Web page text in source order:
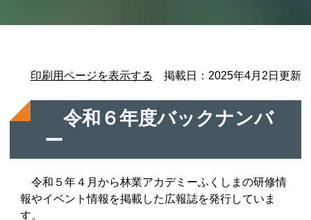
印刷用ページを表示する 掲載日：2025年4月2日更新
令和６年度バックナンバ
ー
令和５年４月から林業アカデミーふくしまの研修情
報やイベント情報を掲載した広報誌を発行していま
す。